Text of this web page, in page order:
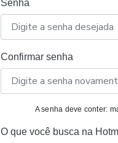
Senha
Confirmar senha
A senha deve conter:
O que você busca na